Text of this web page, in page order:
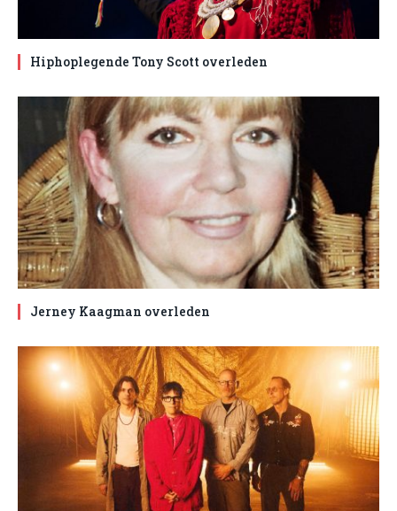
Hiphoplegende Tony Scott overleden
Jerney Kaagman overleden